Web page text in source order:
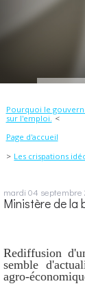
Pourquoi le
sur l'emploi.
Page d'accueil
Les crispations
mardi 04 septembre
Ministère de la
Rediffusion
semble
agro-